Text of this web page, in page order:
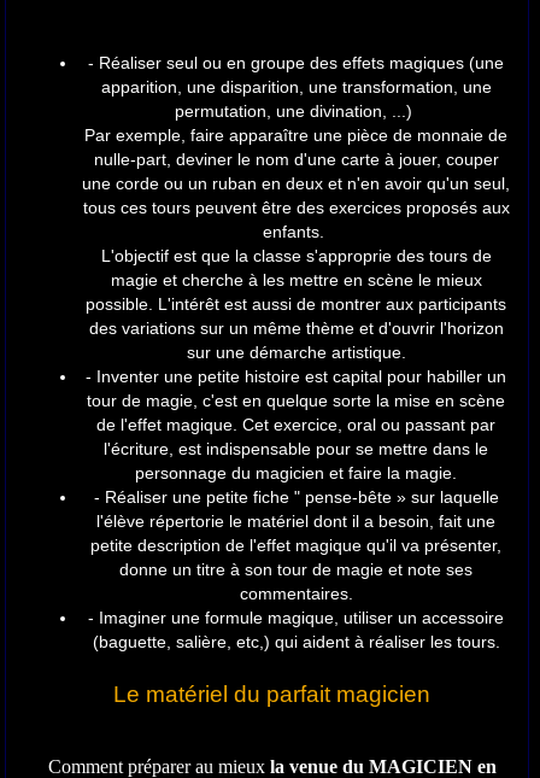
- Réaliser seul ou en groupe des effets magiques (une
apparition, une disparition, une transformation, une
permutation, une divination, ...)
Par exemple, faire apparaître une pièce de monnaie de
nulle-part, deviner le nom d'une carte à jouer, couper
une corde ou un ruban en deux et n'en avoir qu'un seul,
tous ces tours peuvent être des exercices proposés aux
enfants.
L'objectif est que la classe s'approprie des tours de
magie et cherche à les mettre en scène le mieux
possible. L'intérêt est aussi de montrer aux participants
des variations sur un même thème et d'ouvrir l'horizon
sur une démarche artistique.
- Inventer une petite histoire est capital pour habiller un
tour de magie, c'est en quelque sorte la mise en scène
de l'effet magique. Cet exercice, oral ou passant par
l'écriture, est indispensable pour se mettre dans le
personnage du magicien et faire la magie.
- Réaliser une petite fiche " pense-bête » sur laquelle
l'élève répertorie le matériel dont il a besoin, fait une
petite description de l'effet magique qu'il va présenter,
donne un titre à son tour de magie et note ses
commentaires.
- Imaginer une formule magique, utiliser un accessoire
(baguette, salière, etc,) qui aident à réaliser les tours.
Le matériel du parfait magicien
Comment préparer au mieux la venue du MAGICIEN en